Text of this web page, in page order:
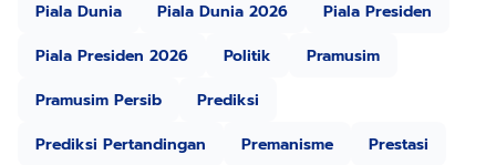
Piala Dunia
Piala Dunia 2026
Piala Presiden
Piala Presiden 2026
Politik
Pramusim
Pramusim Persib
Prediksi
Prediksi Pertandingan
Premanisme
Prestasi